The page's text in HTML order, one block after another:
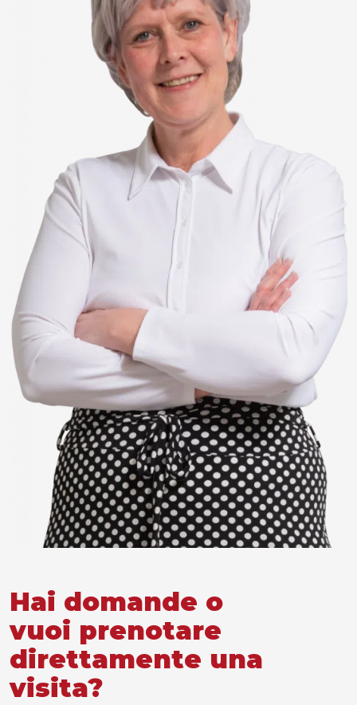
Hai domande o
vuoi prenotare
direttamente una
visita?